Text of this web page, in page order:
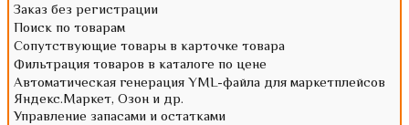
Заказ без регистрации
Поиск по товарам
Сопутствующие товары в карточке товара
Фильтрация товаров в каталоге по цене
Автоматическая генерация YML-файла для маркетплейсов
Яндекс.Маркет, Озон и др.
Управление запасами и остатками